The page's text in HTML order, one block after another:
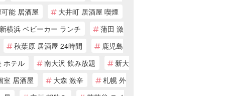
能 居酒屋
大井町 居酒屋 喫煙
新横浜 ベビーカー ランチ
蒲田 激
秋葉原 居酒屋 24時間
鹿児島
ホテル
南大沢 飲み放題
新大
室 居酒屋
大森 激辛
札幌 外